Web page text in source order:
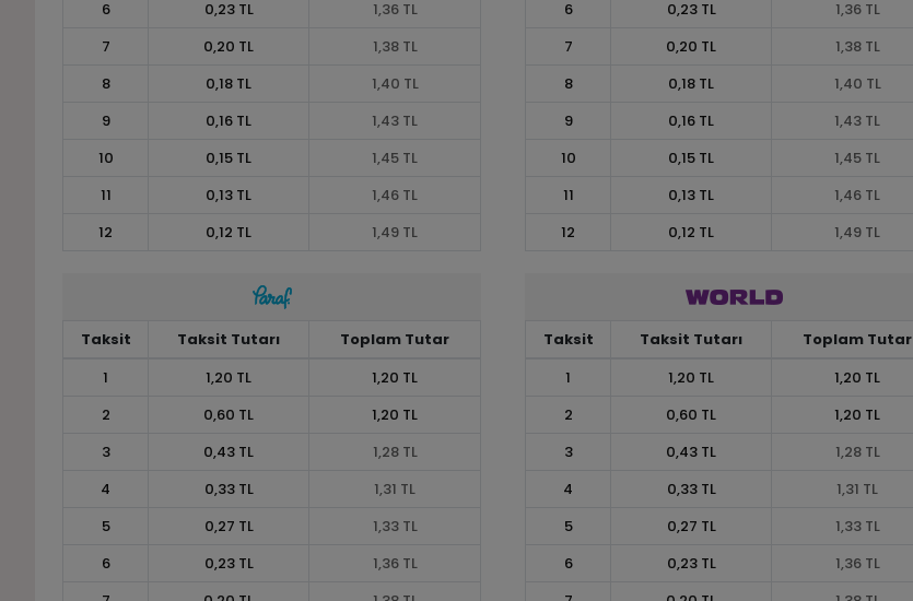
6
0,23 TL
1,36 TL
7
0,20 TL
1,38 TL
8
0,18 TL
1,40 TL
9
0,16 TL
1,43 TL
10
0,15 TL
1,45 TL
11
0,13 TL
1,46 TL
12
0,12 TL 1,49 TL
6
0,23 TL
1,36 TL
7
0,20 TL
1,38 TL
8
0,18 TL
1,40 TL
9
0,16 TL
1,43 TL
10
0,15 TL
1,45 TL
11
0,13 TL
1,46 TL
12
0,12 TL 1,49 TL
Taksit Taksit Tutarı
Toplam Tutar
1
1,20 TL
1,20 TL
2
0,60 TL
1,20 TL
3
0,43 TL
1,28 TL
4
0,33 TL
1,31 TL
5
0,27 TL
1,33 TL
6
0,23 TL
1,36 TL
Taksit Taksit Tutarı
Toplam Tutar
1
1,20 TL
1,20 TL
2
0,60 TL
1,20 TL
3
0,43 TL
1,28 TL
4
0,33 TL
1,31 TL
5
0,27 TL
1,33 TL
6
0,23 TL
1,36 TL